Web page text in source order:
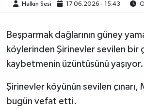
Halkın Sesi 17.06.2026 - 15:43
Beşparmak dağlarının güney
köylerinden Şirinevler sevilen bir
kaybetmenin üzüntüsünü yaşıyor.
Şirinevler köyünün sevilen çınarı,
bugün vefat etti.